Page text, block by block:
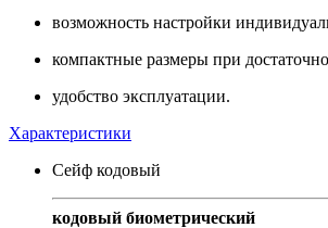
возможность настройки
компактные размеры при
удобство эксплуатации.
Характеристики
Сейф кодовый
кодовый биометрический